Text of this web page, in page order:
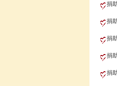
捐
捐
捐
捐
捐